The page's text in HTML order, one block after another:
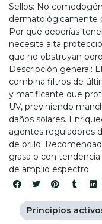
Sellos: No
dermatológicamente
Por qué deberías
necesita alta
que no obstruyan
Descripción general:
combina filtros de
y matificante que
UV, previniendo
daños solares.
agentes reguladores
de brillo.
grasa o con
de amplio espectro.
Principios